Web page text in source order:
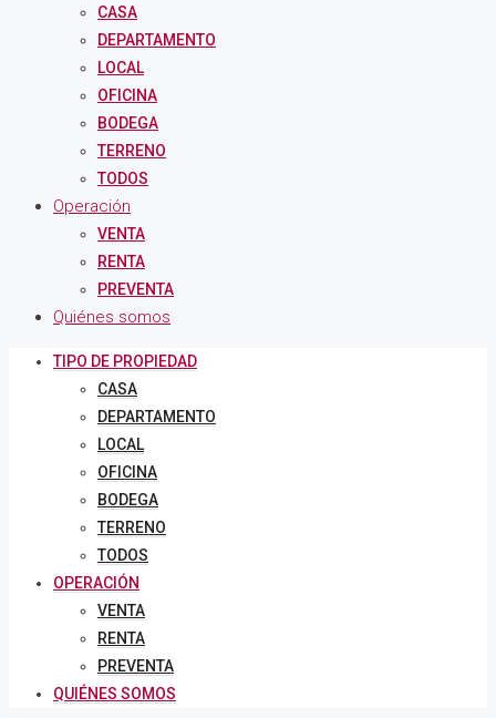
CASA
DEPARTAMENTO
LOCAL
OFICINA
BODEGA
TERRENO
TODOS
Operación
VENTA
RENTA
PREVENTA
Quiénes somos
TIPO DE PROPIEDAD
CASA
DEPARTAMENTO
LOCAL
OFICINA
BODEGA
TERRENO
TODOS
OPERACIÓN
VENTA
RENTA
PREVENTA
QUIÉNES SOMOS